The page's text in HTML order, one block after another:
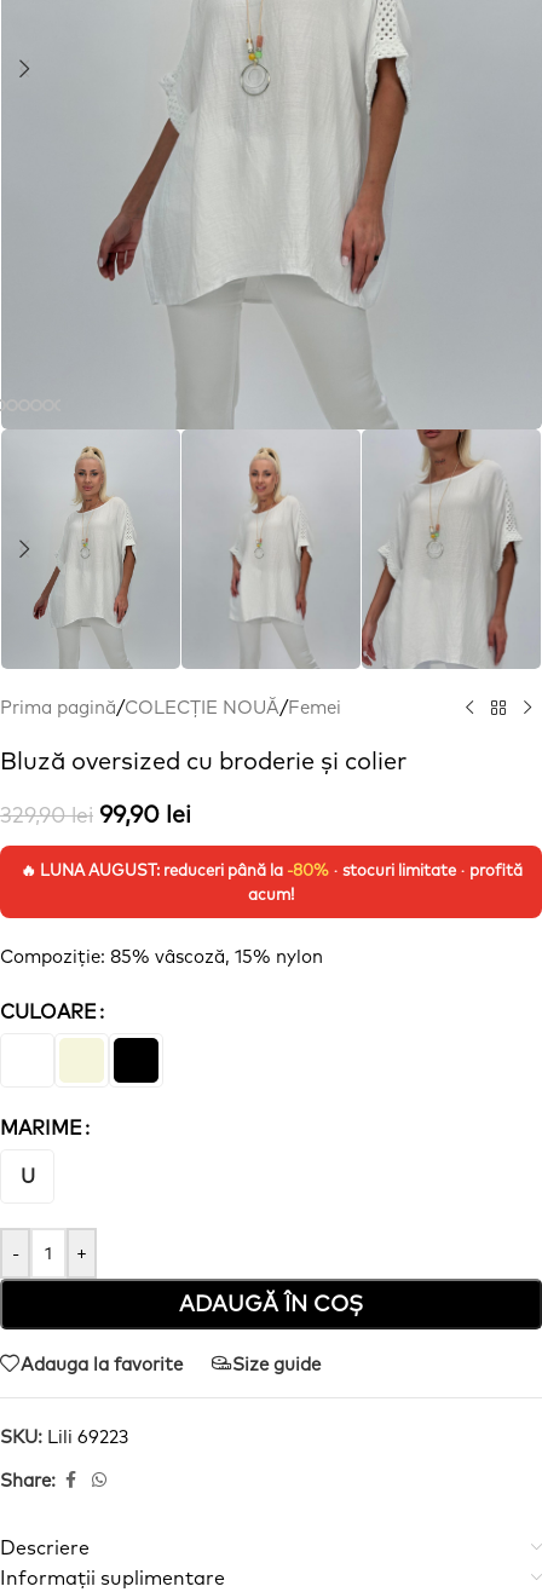
Prima pagină/COLECȚIE NOUĂ/Femei
Bluză oversized cu broderie și colier
329,90lei 99,90 lei
🔥 LUNA AUGUST: reduceri până la -80%· stocuri limitate · profită
acum!
Compoziție: 85% vâscoză, 15% nylon
CULOARE
MARIME
U
- +
ADAUGĂ ÎN COȘ
Adauga la favorite Size guide
SKU: Lili 69223
Share:
Descriere
Informații suplimentare